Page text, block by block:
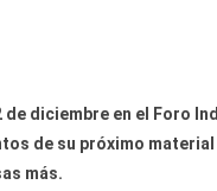
diciembre en el Foro
de su próximo
más.